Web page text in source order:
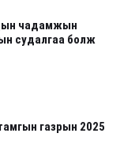
чадамжын
судалгаа болж
газрын 2025